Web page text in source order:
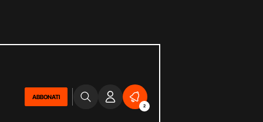
ABBONATI
2